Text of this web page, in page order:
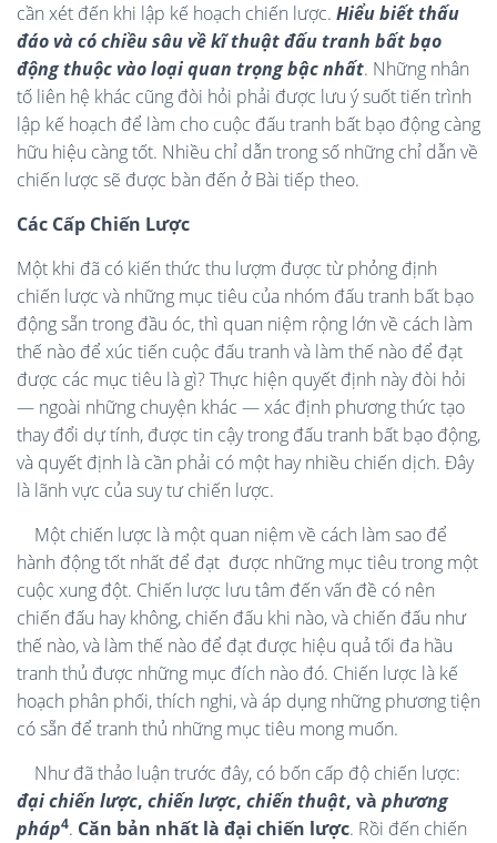
cần xét đến khi lập kế hoạch chiến lược. Hiểu biết thấu
đáo và có chiều sâu về kĩ thuật đấu tranh bất bạo
động thuộc vào loại quan trọng bậc nhất. Những nhân
tố liên hệ khác cũng đòi hỏi phải được lưu ý suốt tiến trình
lập kế hoạch để làm cho cuộc đấu tranh bất bạo động càng
hữu hiệu càng tốt. Nhiều chỉ dẫn trong số những chỉ dẫn về
chiến lược sẽ được bàn đến ở Bài tiếp theo.
Các Cấp Chiến Lược
Một khi đã có kiến thức thu lượm được từ phỏng định
chiến lược và những mục tiêu của nhóm đấu tranh bất bạo
động sẵn trong đầu óc, thì quan niệm rộng lớn về cách làm
thế nào để xúc tiến cuộc đấu tranh và làm thế nào để đạt
được các mục tiêu là gì? Thực hiện quyết định này đòi hỏi
— ngoài những chuyện khác — xác định phương thức tạo
thay đổi dự tính, được tin cậy trong đấu tranh bất bạo động,
và quyết định là cần phải có một hay nhiều chiến dịch. Đây
là lãnh vực của suy tư chiến lược.
Một chiến lược là một quan niệm về cách làm sao để
hành động tốt nhất để đạt được những mục tiêu trong một
cuộc xung đột. Chiến lược lưu tâm đến vấn đề có nên
chiến đấu hay không, chiến đấu khi nào, và chiến đấu như
thế nào, và làm thế nào để đạt được hiệu quả tối đa hầu
tranh thủ được những mục đích nào đó. Chiến lược là kế
hoạch phân phối, thích nghi, và áp dụng những phương tiện
có sẵn để tranh thủ những mục tiêu mong muốn.
Như đã thảo luận trước đây, có bốn cấp độ chiến lược:
đại chiến lược, chiến lược, chiến thuật, và phương
pháp4. Căn bản nhất là đại chiến lược. Rồi đến chiến